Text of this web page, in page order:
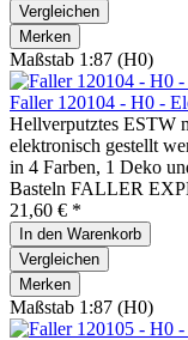
Vergleichen
Merken
Maßstab 1:87 (H0)
Faller 120104 - H0 -
Hellverputztes ESTW
elektronisch gestellt
in 4 Farben, 1 Deko
Basteln FALLER
21,60 € *
In den Warenkorb
Vergleichen
Merken
Maßstab 1:87 (H0)